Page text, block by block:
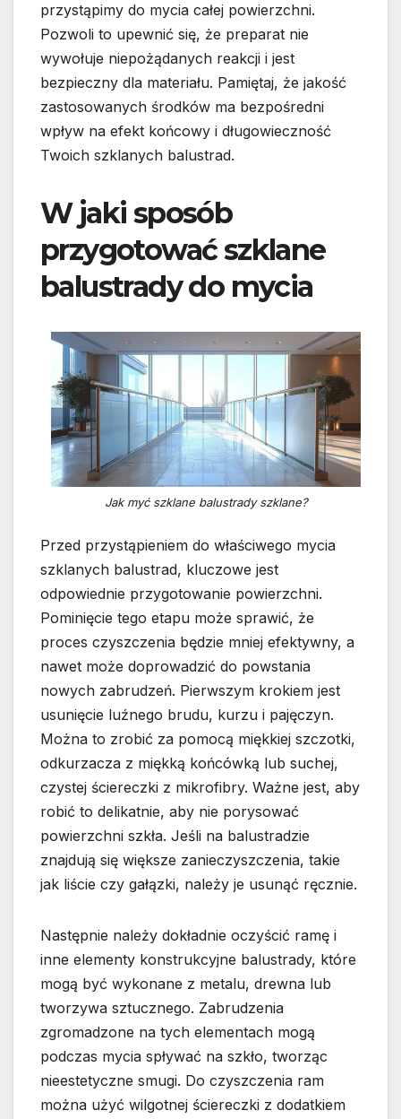
przystąpimy do mycia całej powierzchni.
Pozwoli to upewnić się, że preparat nie
wywołuje niepożądanych reakcji i jest
bezpieczny dla materiału. Pamiętaj, że jakość
zastosowanych środków ma bezpośredni
wpływ na efekt końcowy i długowieczność
Twoich szklanych balustrad.
W jaki sposób
przygotować szklane
balustrady do mycia
Jak myć szklane balustrady szklane?
Przed przystąpieniem do właściwego mycia
szklanych balustrad, kluczowe jest
odpowiednie przygotowanie powierzchni.
Pominięcie tego etapu może sprawić, że
proces czyszczenia będzie mniej efektywny, a
nawet może doprowadzić do powstania
nowych zabrudzeń. Pierwszym krokiem jest
usunięcie luźnego brudu, kurzu i pajęczyn.
Można to zrobić za pomocą miękkiej szczotki,
odkurzacza z miękką końcówką lub suchej,
czystej ściereczki z mikrofibry. Ważne jest, aby
robić to delikatnie, aby nie porysować
powierzchni szkła. Jeśli na balustradzie
znajdują się większe zanieczyszczenia, takie
jak liście czy gałązki, należy je usunąć ręcznie.
Następnie należy dokładnie oczyścić ramę i
inne elementy konstrukcyjne balustrady, które
mogą być wykonane z metalu, drewna lub
tworzywa sztucznego. Zabrudzenia
zgromadzone na tych elementach mogą
podczas mycia spływać na szkło, tworząc
nieestetyczne smugi. Do czyszczenia ram
można użyć wilgotnej ściereczki z dodatkiem